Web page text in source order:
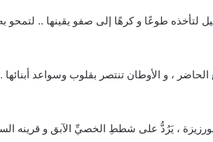
لتأخذه طوعًا و كرهًا إلى صفو يقينها .. لتمحو
، و الأوطان تنتصر بقلوب وسواعد أبنائها
، يَرُدُّ على شططِ الخصيِّ الآبق و قرينه